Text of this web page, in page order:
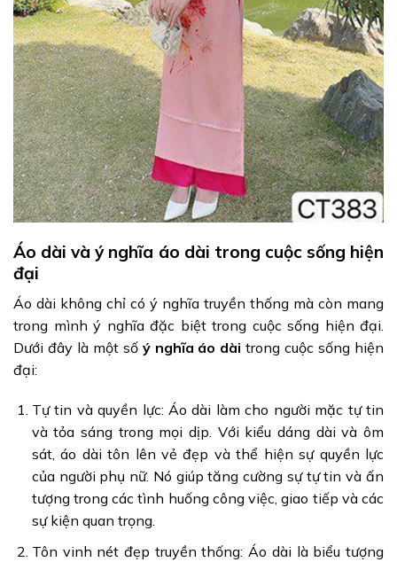
Áo dài và ý nghĩa áo dài trong cuộc sống hiện
đại
Áo dài không chỉ có ý nghĩa truyền thống mà còn mang
trong mình ý nghĩa đặc biệt trong cuộc sống hiện đại.
Dưới đây là một số ý nghĩa áo dài trong cuộc sống hiện
đại:
Tự tin và quyền lực: Áo dài làm cho người mặc tự tin
và tỏa sáng trong mọi dịp. Với kiểu dáng dài và ôm
sát, áo dài tôn lên vẻ đẹp và thể hiện sự quyền lực
của người phụ nữ. Nó giúp tăng cường sự tự tin và ấn
tượng trong các tình huống công việc, giao tiếp và các
sự kiện quan trọng.
Tôn vinh nét đẹp truyền thống: Áo dài là biểu tượng